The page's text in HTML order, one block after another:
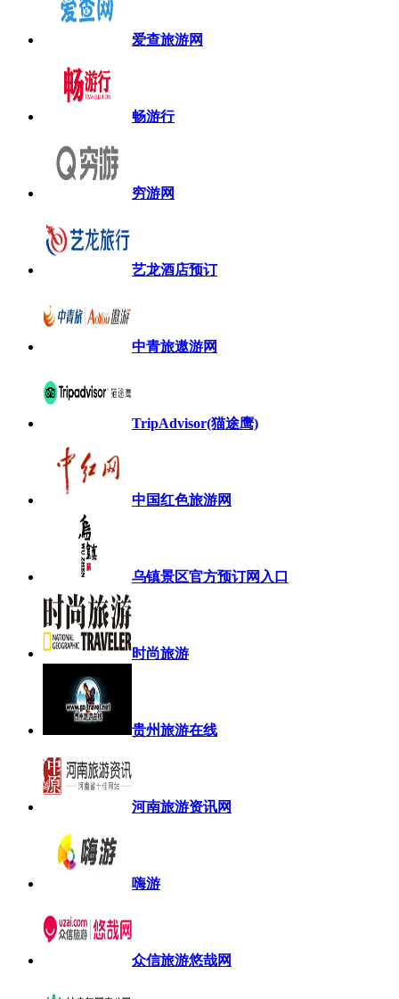
爱查旅游网
畅游行
穷游网
艺龙酒店预订
中青旅遨游网
TripAdvisor(猫途鹰)
中国红色旅游网
乌镇景区官方预订网入口
时尚旅游
贵州旅游在线
河南旅游资讯网
嗨游
众信旅游悠哉网